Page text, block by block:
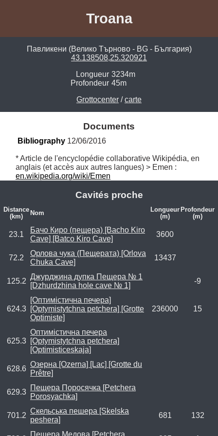
Troana
Павликени (Велико Търново - BG - България)
43.138508,25.320921
Longueur 3234m
Profondeur 45m
Grottocenter /carte
Documents
Bibliography 12/06/2016
* Article de l'encyclopédie collaborative Wikipédia, en
en.wikipedia.org/wiki/Emen
Cavités proche
Distance
(km)
Nom
Longueur
(m)
Profondeur
(m)
23.1
Бачо Киро (пещера) [Bacho Kiro
Cave] [Batco Kiro Cave]
3600
72.2
Орлова чука (Пещерата) [Orlova
Chuka Cave]
13437
125.2
Джурджина дупка Пещера № 1
[Dzhurdzhina hole cave № 1]
-9
624.3
[Оптимістична печера]
[Optymistytchna petchera] [Grotte
Optimiste]
236000 15
625.3
Оптимістична печера
[Optymistytchna petchera]
[Optimisticeskaja]
628.6
Озерна [Ozerna] [Lac] [Grotte du
Prêtre]
629.3
Пещера Поросячка [Petchera
Porosyachka]
701.2
Скельська пешера [Skelska
peshera]
681 132
Пещера Медова [Petchera